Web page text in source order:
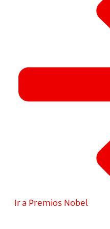
Ir a Premios Nobel